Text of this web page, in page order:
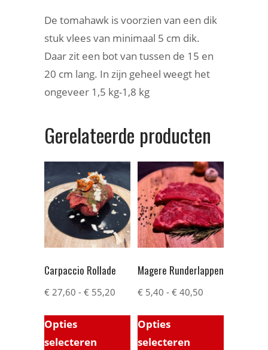
De tomahawk is voorzien van een dik
stuk vlees van minimaal 5 cm dik.
Daar zit een bot van tussen de 15 en
20 cm lang. In zijn geheel weegt het
ongeveer 1,5 kg-1,8 kg
Gerelateerde producten
Carpaccio Rollade
€ 27,60 - € 55,20
Opties
selecteren
Magere Runderlappen
€ 5,40 - € 40,50
Opties
selecteren